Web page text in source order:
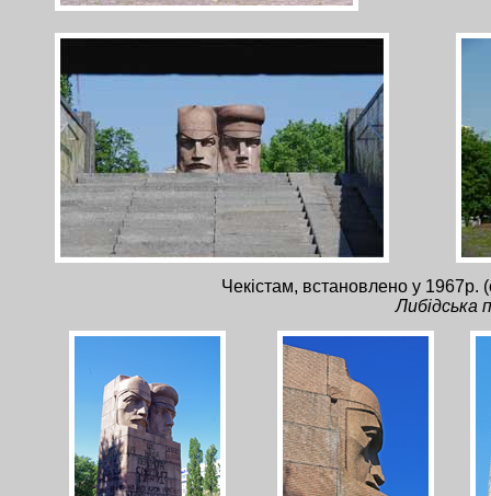
Чекістам, встановлено у
Либідська